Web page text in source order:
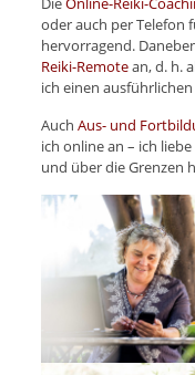
oder auch per Telefon
hervorragend.
Reiki-Remotean, d. h.
ich einen
Auch Aus- und
ich online an – ich
und über die Grenzen